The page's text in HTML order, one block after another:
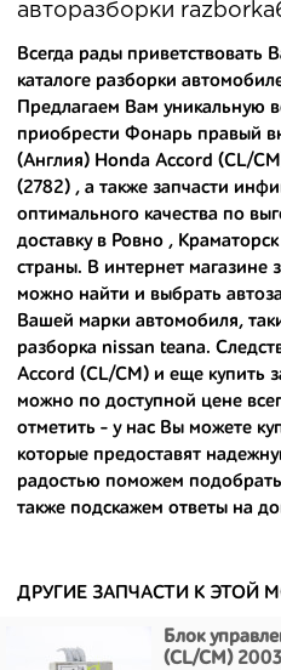
автозапчастей дляHONDA Accord
популярных марок. Мы продаем
высококачественные запчасти,
аналогов.
Многие наши оптовые клиенты
разборку как надежного и
требуется приобрести оптовую
автомобилей, то консультанты
правильным выбором по каталогу
Купить комплектующие для авто с
Ведь наши запчасти:
- доступные по цене;
- сняты только с автомобилей,
европейским и японским дорогам;
- имеют большой запас
долго прослужат вам.
авторазборки
Всегда рады приветствовать
каталоге разборки
Предлагаем Вам уникальную
приобрести Фонарь правый
(Англия) Honda Accord (CL/
(2782) , а также запчасти
оптимального качества по
доставку в Ровно ,
страны. В интернет магазине
можно найти и выбрать
Вашей марки автомобиля,
разборка nissan teana.
Accord (CL/CM) и еще купить
можно по доступной цене
отметить - у нас Вы можете
которые предоставят
радостью поможем
также подскажем ответы на
ДРУГИЕ ЗАПЧАСТИ К ЭТОЙ
Блок
(CL/CM)